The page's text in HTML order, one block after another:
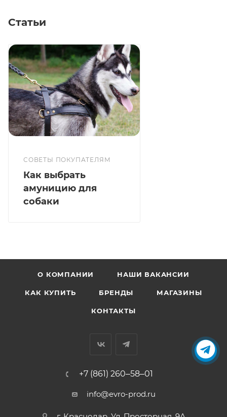
Статьи
СОВЕТЫ ПОКУПАТЕЛЯМ
Как выбрать
амуницию для
собаки
О КОМПАНИИ НАШИ ВАКАНСИИ
КАК КУПИТЬ БРЕНДЫ МАГАЗИНЫ
КОНТАКТЫ
+7 (861) 260‒58‒01
info@evro-prod.ru